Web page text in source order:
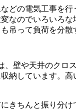
どの電気工事を
なのでいろいろ
吊って負荷を分散
壁や天井のク
納しています。
きちんと振り分け